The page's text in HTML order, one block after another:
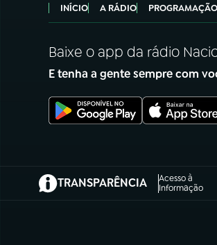
INÍCIO A RÁDIO PROGRAMAÇÃO
Baixe o app da rádio
E tenha a gente sempre com
TRANSPARÊNCIA
Acesso à
Informação
(abre em nova aba)